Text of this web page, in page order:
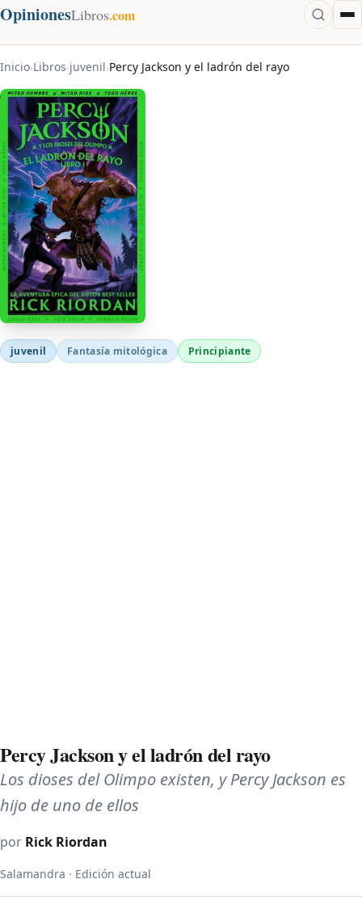
OpinionesLibros.com
Inicio›Libros›juvenil›Percy Jackson y el ladrón del rayo
juvenil Fantasía mitológica Principiante
Percy Jackson y el ladrón del rayo
Los dioses del Olimpo existen, y Percy Jackson es
hijo de uno de ellos
por Rick Riordan
Salamandra · Edición actual